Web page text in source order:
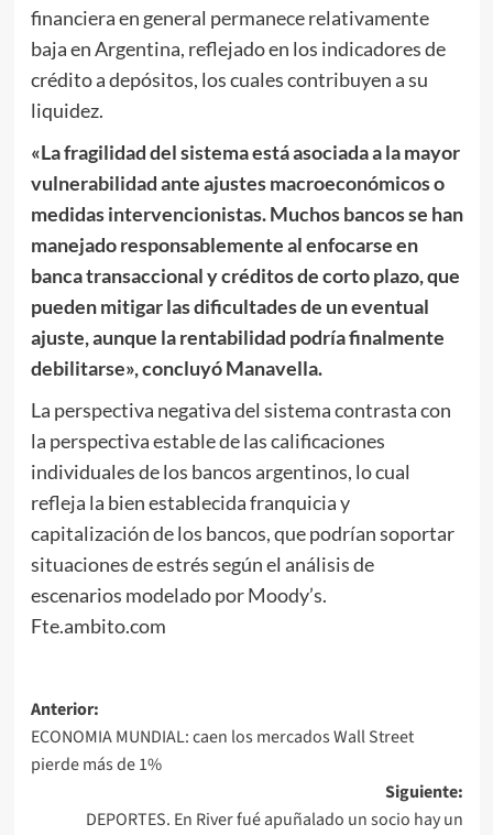
financiera en general permanece relativamente
baja en Argentina, reflejado en los indicadores de
crédito a depósitos, los cuales contribuyen a su
liquidez.
«La fragilidad del sistema está asociada a la mayor
vulnerabilidad ante ajustes macroeconómicos o
medidas intervencionistas. Muchos bancos se han
manejado responsablemente al enfocarse en
banca transaccional y créditos de corto plazo, que
pueden mitigar las dificultades de un eventual
ajuste, aunque la rentabilidad podría finalmente
debilitarse», concluyó Manavella.
La perspectiva negativa del sistema contrasta con
la perspectiva estable de las calificaciones
individuales de los bancos argentinos, lo cual
refleja la bien establecida franquicia y
capitalización de los bancos, que podrían soportar
situaciones de estrés según el análisis de
escenarios modelado por Moody’s.
Fte.ambito.com
Navegación
de
entradas
Anterior:
ECONOMIA MUNDIAL: caen los mercados Wall Street
pierde más de 1%
Siguiente:
DEPORTES. En River fué apuñalado un socio hay un